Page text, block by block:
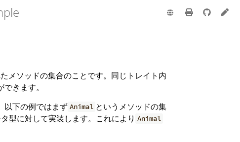
メソッドの集合のことです。同じトレイト内
きます。
以下の例ではまず Animal というメソッドの集
型に対して実装します。これにより Animal